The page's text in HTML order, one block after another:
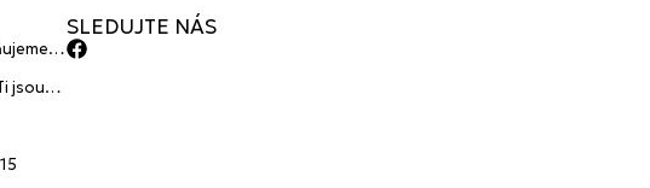
jsou
SLEDUJTE NÁS